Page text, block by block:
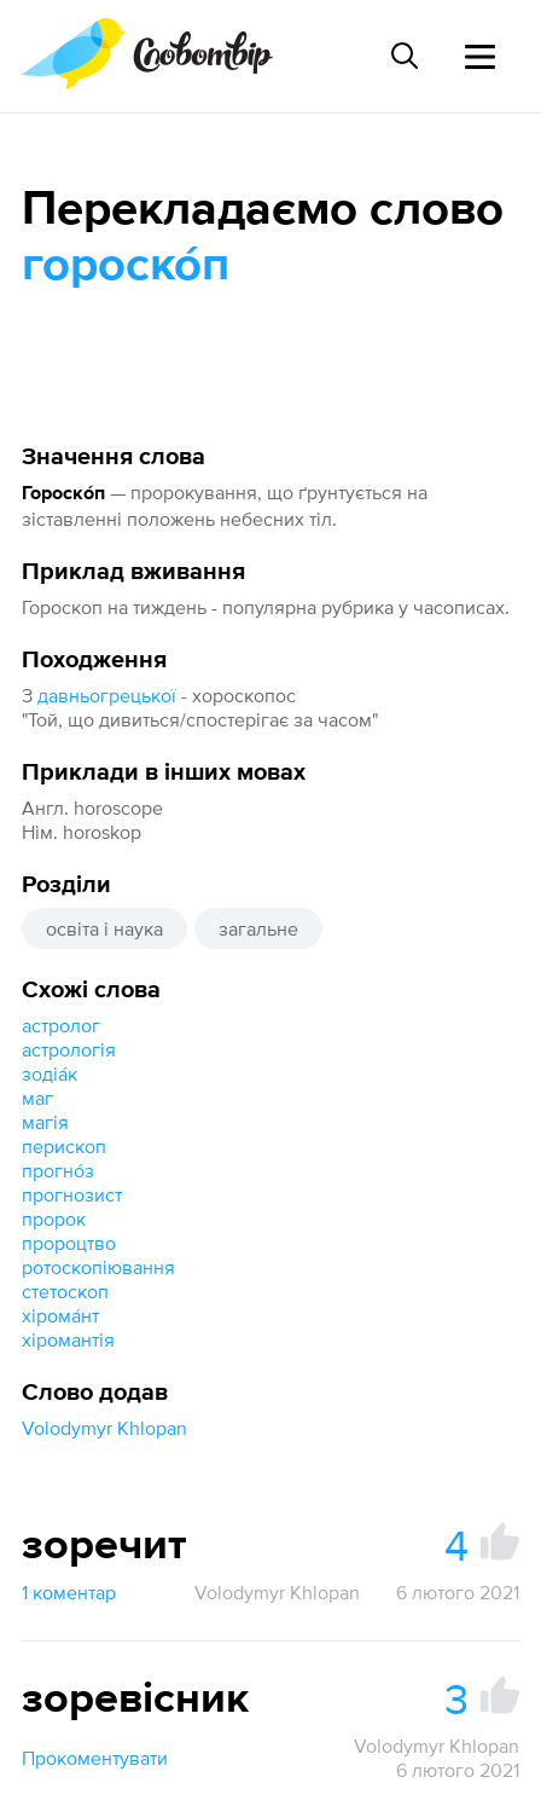
Значення слова
Гороско́п— пророкування, що ґрунтується на
зіставленні положень небесних тіл.
Приклад вживання
Гороскоп на тиждень - популярна рубрика у часописах.
Походження
З давньогрецької- хороскопос
"Той, що дивиться/спостерігає за часом"
Приклади в інших мовах
Англ. horoscope
Нім. horoskop
Розділи
освіта і наука загальне
Схожі слова
астролог
астрологія
зодіа́к
маг
магія
перископ
прогно́з
прогнозист
пророк
пророцтво
ротоскопіювання
стетоскоп
хірома́нт
хіромантія
Слово додав
Volodymyr Khlopan
Перекладаємо слово
гороско́п
зоречит 4
1 коментар Volodymyr Khlopan 6 лютого 2021
зоревісник 3
Прокоментувати
Volodymyr Khlopan
6 лютого 2021